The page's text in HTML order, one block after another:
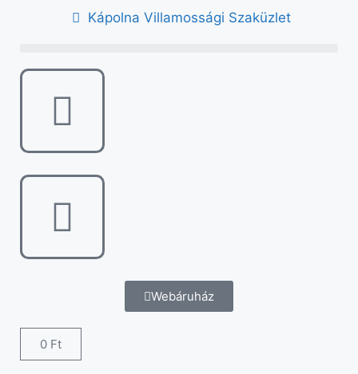
Kápolna Villamossági Szaküzlet
Webáruház
0 Ft